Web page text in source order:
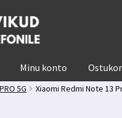
Minu konto
5G Xiaomi Redmi Note 13